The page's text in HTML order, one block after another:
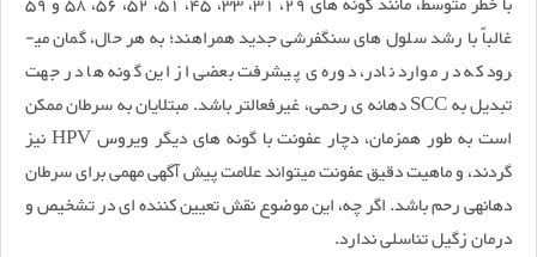
غالباً با رشد سلول های سنگ­فرشی جدید همراهند؛ به هر حال، گمان می­
رود که در موارد نادر، دوره­ ی پیش­رفت بعضی از این گونه­ ها در جهت
تبدیل به SCC دهانه­ ی رحمی، غیرفعال­تر باشد. مبتلایان به سرطان ممکن
است به طور هم­زمان، دچار عفونت با گونه ­های دیگر ویروس HPV نیز
گردند، و ماهیت دقیق عفونت می­تواند علامت پیش­ آگهی مهمی برای سرطان
دهانه­ی رحم باشد. اگر چه، این موضوع نقش تعیین­ کننده ­ای در تشخیص و
درمان زگیل تناسلی ندارد.